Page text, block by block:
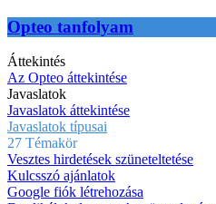
Opteo tanfolyam
Áttekintés
Az Opteo áttekintése
Javaslatok
Javaslatok áttekintése
Javaslatok típusai
27 Témakör
Vesztes hirdetések szüneteltetése
Kulcsszó ajánlatok
Google fiók létrehozása